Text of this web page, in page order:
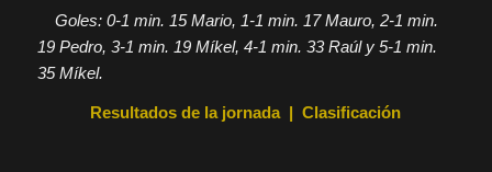
Goles: 0-1 min. 15 Mario, 1-1 min. 17 Mauro, 2-1 min.
19 Pedro, 3-1 min. 19 Míkel, 4-1 min. 33 Raúl y 5-1 min.
35 Míkel.
Resultados de la jornada|Clasificación